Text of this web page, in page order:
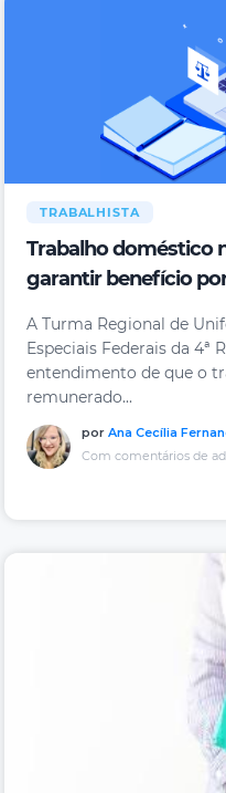
TRABALHISTA
Trabalho doméstico
garantir benefício
A Turma Regional de
Especiais Federais da 4ª
entendimento de que o
remunerado...
por Ana Cecília
Com comentários de